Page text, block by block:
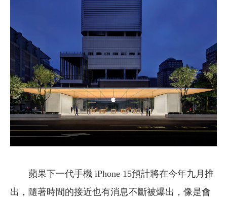
蘋果下一代手機 iPhone 15預計將在今年九月推
出，隨著時間的接近也有消息不斷被爆出，像是會